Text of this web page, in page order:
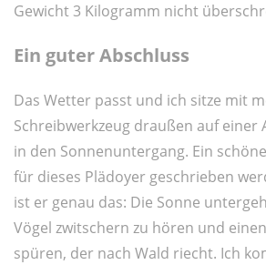
Gewicht 3 Kilogramm nicht
Ein guter Abschluss
Das Wetter passt und ich sitze mit
Schreibwerkzeug draußen auf einer
in den Sonnenuntergang. Ein
für dieses Plädoyer geschrieben
ist er genau das: Die Sonne
Vögel zwitschern zu hören und
spüren, der nach Wald riecht. Ich